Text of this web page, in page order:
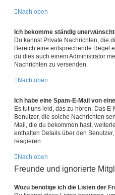
Nach oben
Ich bekomme ständig
Du kannst Private Nachrichten, die
Bereich eine entsprechende Regel
du dies auch einem Administrator
Nachrichten zu versenden.
Nach oben
Ich habe eine Spam-E-Mail von
Es tut uns leid, das zu hören. Das
Benutzer, die solche Nachrichten
Mail, die du bekommen hast,
enthalten Details über den
reagieren.
Nach oben
Freunde und ignorierte
Wozu benötige ich die Listen der